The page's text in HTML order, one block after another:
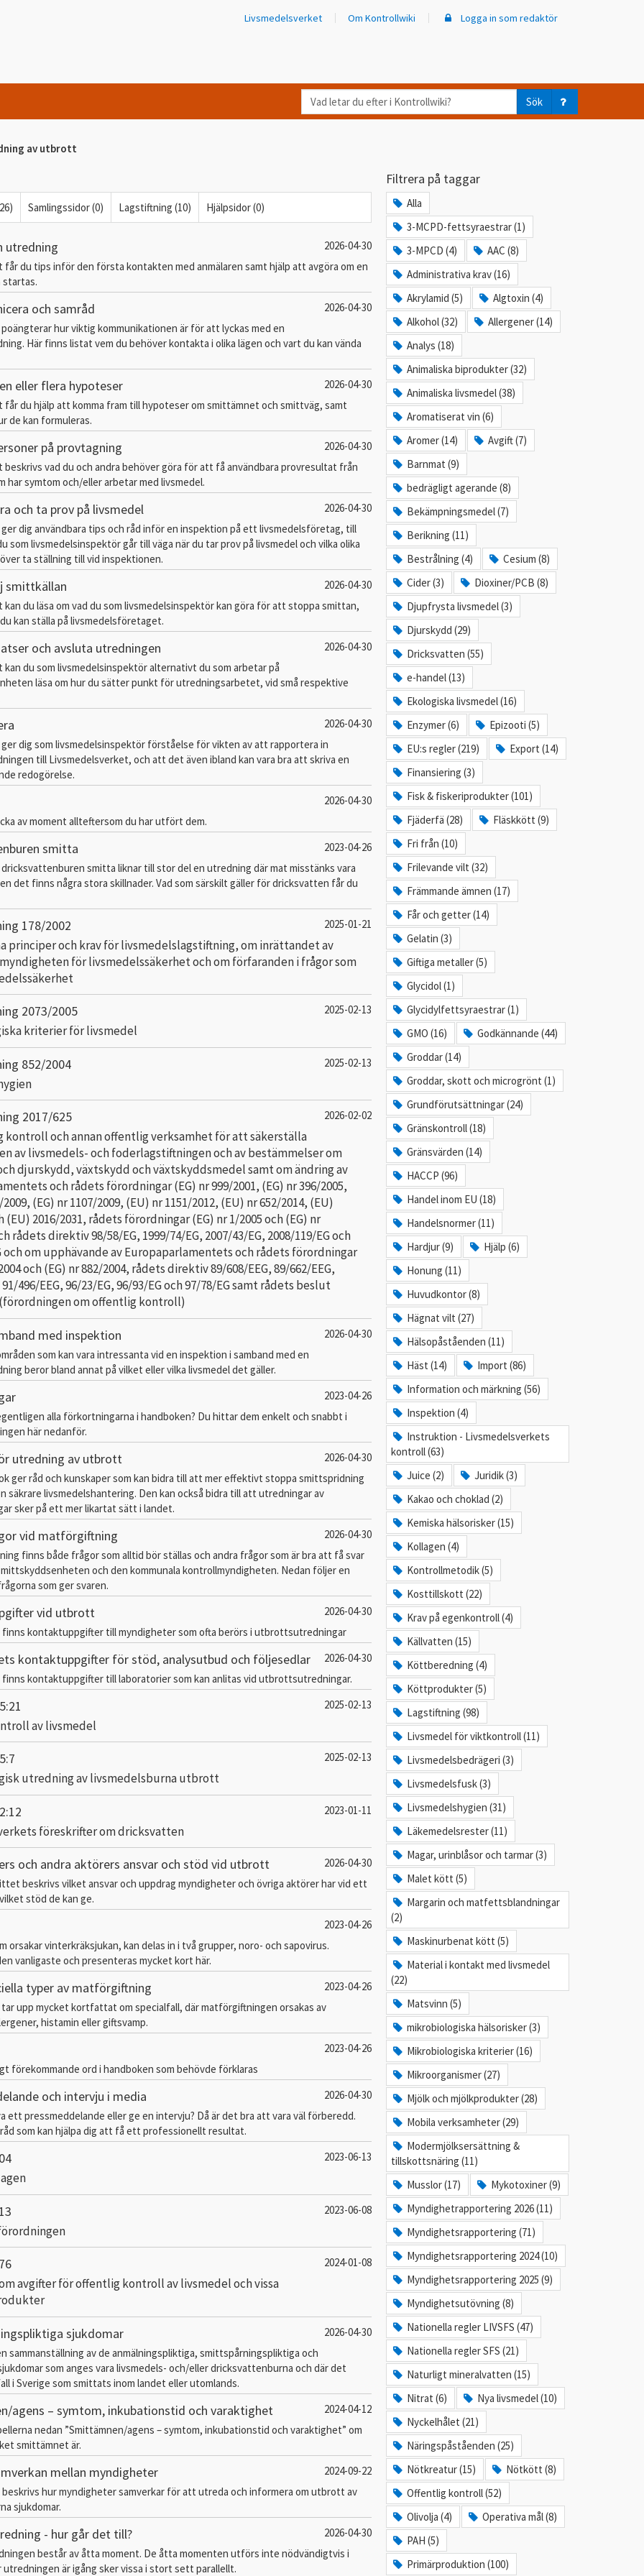
Livsmedelsverket Om Kontrollwiki Logga in som redaktör
Vad
letar
Kontrollwiki?
Sök
av utbrott
Samlingssidor (0) Lagstiftning (10) Hjälpsidor (0)
utredning
2026-04-30
du tips inför den första kontakten med anmälaren samt hjälp att avgöra om en
startas.
och samråd
2026-04-30
hur viktig kommunikationen är för att lyckas med en
Här finns listat vem du behöver kontakta i olika lägen och vart du kan vända
eller flera hypoteser
2026-04-30
du hjälp att komma fram till hypoteser om smittämnet och smittväg, samt
de kan formuleras.
på provtagning
2026-04-30
vad du och andra behöver göra för att få användbara provresultat från
har symtom och/eller arbetar med livsmedel.
och ta prov på livsmedel
2026-04-30
dig användbara tips och råd inför en inspektion på ett livsmedelsföretag, till
som livsmedelsinspektör går till väga när du tar prov på livsmedel och vilka olika
ta ställning till vid inspektionen.
smittkällan
2026-04-30
du läsa om vad du som livsmedelsinspektör kan göra för att stoppa smittan,
kan ställa på livsmedelsföretaget.
och avsluta utredningen
2026-04-30
du som livsmedelsinspektör alternativt du som arbetar på
läsa om hur du sätter punkt för utredningsarbetet, vid små respektive
2026-04-30
dig som livsmedelsinspektör förståelse för vikten av att rapportera in
till Livsmedelsverket, och att det även ibland kan vara bra att skriva en
redogörelse.
2026-04-30
av moment allteftersom du har utfört dem.
smitta
2023-04-26
smitta liknar till stor del en utredning där mat misstänks vara
det finns några stora skillnader. Vad som särskilt gäller för dricksvatten får du
178/2002 2025-01-21
principer och krav för livsmedelslagstiftning, om inrättandet av
för livsmedelssäkerhet och om förfaranden i frågor som
2073/2005 2025-02-13
kriterier för livsmedel
852/2004 2025-02-13
2017/625 2026-02-02
kontroll och annan offentlig verksamhet för att säkerställa
av livsmedels- och foderlagstiftningen och av bestämmelser om
djurskydd, växtskydd och växtskyddsmedel samt om ändring av
och rådets förordningar (EG) nr 999/2001, (EG) nr 396/2005,
(EG) nr 1107/2009, (EU) nr 1151/2012, (EU) nr 652/2014, (EU)
(EU) 2016/2031, rådets förordningar (EG) nr 1/2005 och (EG) nr
rådets direktiv 98/58/EG, 1999/74/EG, 2007/43/EG, 2008/119/EG och
och om upphävande av Europaparlamentets och rådets förordningar
och (EG) nr 882/2004, rådets direktiv 89/608/EEG, 89/662/EEG,
91/496/EEG, 96/23/EG, 96/93/EG och 97/78/EG samt rådets beslut
(förordningen om offentlig kontroll)
med inspektion
2026-04-30
som kan vara intressanta vid en inspektion i samband med en
beror bland annat på vilket eller vilka livsmedel det gäller.
2023-04-26
alla förkortningarna i handboken? Du hittar dem enkelt och snabbt i
här nedanför.
utredning av utbrott
2026-04-30
ger råd och kunskaper som kan bidra till att mer effektivt stoppa smittspridning
säkrare livsmedelshantering. Den kan också bidra till att utredningar av
sker på ett mer likartat sätt i landet.
vid matförgiftning
2026-04-30
finns både frågor som alltid bör ställas och andra frågor som är bra att få svar
och den kommunala kontrollmyndigheten. Nedan följer en
som ger svaren.
vid utbrott
2026-04-30
finns kontaktuppgifter till myndigheter som ofta berörs i utbrottsutredningar
kontaktuppgifter för stöd, analysutbud och följesedlar
2026-04-30
finns kontaktuppgifter till laboratorier som kan anlitas vid utbrottsutredningar.
2025-02-13
av livsmedel
2025-02-13
utredning av livsmedelsburna utbrott
2023-01-11
föreskrifter om dricksvatten
och andra aktörers ansvar och stöd vid utbrott
2026-04-30
beskrivs vilket ansvar och uppdrag myndigheter och övriga aktörer har vid ett
stöd de kan ge.
2023-04-26
orsakar vinterkräksjukan, kan delas in i två grupper, noro- och sapovirus.
vanligaste och presenteras mycket kort här.
typer av matförgiftning
2023-04-26
upp mycket kortfattat om specialfall, där matförgiftningen orsakas av
histamin eller giftsvamp.
2023-04-26
förekommande ord i handboken som behövde förklaras
och intervju i media
2026-04-30
ett pressmeddelande eller ge en intervju? Då är det bra att vara väl förberedd.
som kan hjälpa dig att få ett professionellt resultat.
2023-06-13
2023-06-08
2024-01-08
avgifter för offentlig kontroll av livsmedel och vissa
sjukdomar
2026-04-30
sammanställning av de anmälningspliktiga, smittspårningspliktiga och
som anges vara livsmedels- och/eller dricksvattenburna och där det
i Sverige som smittats inom landet eller utomlands.
agens – symtom, inkubationstid och varaktighet
2024-04-12
nedan ”Smittämnen/agens – symtom, inkubationstid och varaktighet” om
smittämnet är.
mellan myndigheter
2024-09-22
beskrivs hur myndigheter samverkar för att utreda och informera om utbrott av
sjukdomar.
- hur går det till?
2026-04-30
består av åtta moment. De åtta momenten utförs inte nödvändigtvis i
är igång sker vissa i stort sett parallellt.
Filtrera på taggar
Alla
3-MCPD-fettsyraestrar (1)
3-MPCD (4)
AAC (8)
Administrativa krav (16)
Akrylamid (5)
Algtoxin (4)
Alkohol (32)
Allergener (14)
Analys (18)
Animaliska biprodukter (32)
Animaliska livsmedel (38)
Aromatiserat vin (6)
Aromer (14)
Avgift (7)
Barnmat (9)
bedrägligt agerande (8)
Bekämpningsmedel (7)
Berikning (11)
Bestrålning (4)
Cesium (8)
Cider (3)
Dioxiner/PCB (8)
Djupfrysta livsmedel (3)
Djurskydd (29)
Dricksvatten (55)
e-handel (13)
Ekologiska livsmedel (16)
Enzymer (6)
Epizooti (5)
EU:s regler (219)
Export (14)
Finansiering (3)
Fisk & fiskeriprodukter (101)
Fjäderfä (28)
Fläskkött (9)
Fri från (10)
Frilevande vilt (32)
Främmande ämnen (17)
Får och getter (14)
Gelatin (3)
Giftiga metaller (5)
Glycidol (1)
Glycidylfettsyraestrar (1)
GMO (16)
Godkännande (44)
Groddar (14)
Groddar, skott och microgrönt (1)
Grundförutsättningar (24)
Gränskontroll (18)
Gränsvärden (14)
HACCP (96)
Handel inom EU (18)
Handelsnormer (11)
Hardjur (9)
Hjälp (6)
Honung (11)
Huvudkontor (8)
Hägnat vilt (27)
Hälsopåståenden (11)
Häst (14)
Import (86)
Information och märkning (56)
Inspektion (4)
Instruktion - Livsmedelsverkets
kontroll (63)
Juice (2)
Juridik (3)
Kakao och choklad (2)
Kemiska hälsorisker (15)
Kollagen (4)
Kontrollmetodik (5)
Kosttillskott (22)
Krav på egenkontroll (4)
Källvatten (15)
Köttberedning (4)
Köttprodukter (5)
Lagstiftning (98)
Livsmedel för viktkontroll (11)
Livsmedelsbedrägeri (3)
Livsmedelsfusk (3)
Livsmedelshygien (31)
Läkemedelsrester (11)
Magar, urinblåsor och tarmar (3)
Malet kött (5)
Margarin och matfettsblandningar
(2)
Maskinurbenat kött (5)
Material i kontakt med livsmedel
(22)
Matsvinn (5)
mikrobiologiska hälsorisker (3)
Mikrobiologiska kriterier (16)
Mikroorganismer (27)
Mjölk och mjölkprodukter (28)
Mobila verksamheter (29)
Modermjölksersättning &
tillskottsnäring (11)
Musslor (17)
Mykotoxiner (9)
Myndighetrapportering 2026 (11)
Myndighetsrapportering (71)
Myndighetsrapportering 2024 (10)
Myndighetsrapportering 2025 (9)
Myndighetsutövning (8)
Nationella regler LIVSFS (47)
Nationella regler SFS (21)
Naturligt mineralvatten (15)
Nitrat (6)
Nya livsmedel (10)
Nyckelhålet (21)
Näringspåståenden (25)
Nötkreatur (15)
Nötkött (8)
Offentlig kontroll (52)
Olivolja (4)
Operativa mål (8)
PAH (5)
Primärproduktion (100)